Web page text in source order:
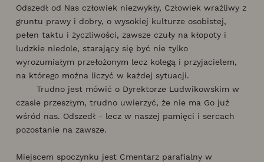
Odszedł od Nas człowiek niezwykły, Człowiek wrażliwy z
gruntu prawy i dobry, o wysokiej kulturze osobistej,
pełen taktu i życzliwości, zawsze czuły na kłopoty i
ludzkie niedole, starający się być nie tylko
wyrozumiałym przełożonym lecz kolegą i przyjacielem,
na którego można liczyć w każdej sytuacji.
Trudno jest mówić o Dyrektorze Ludwikowskim w
czasie przeszłym, trudno uwierzyć, że nie ma Go już
wśród nas. Odszedł - lecz w naszej pamięci i sercach
pozostanie na zawsze.
Miejscem spoczynku jest Cmentarz parafialny w